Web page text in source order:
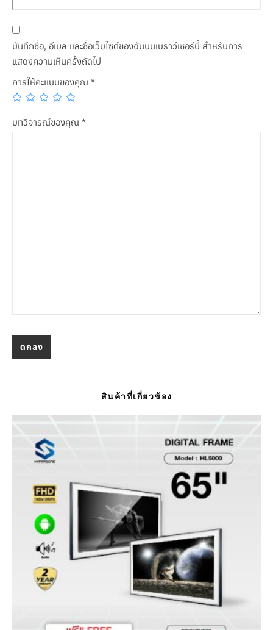
บันทึกชื่อ, อีเมล และชื่อเว็บไซต์ของฉันบนเบราว์เซอร์นี้ สำหรับการ
แสดงความเห็นครั้งถัดไป
การให้คะแนนของคุณ *
บทวิจารณ์ของคุณ *
สินค้าที่เกี่ยวข้อง